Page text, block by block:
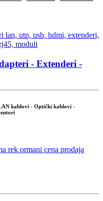
- Extenderi -
kablovi - Optički kablovi -